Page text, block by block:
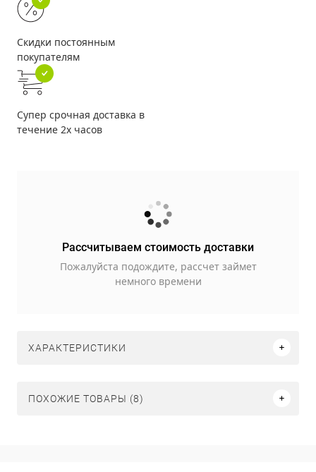
Скидки постоянным
покупателям
Супер срочная доставка в
течение 2х часов
Рассчитываем стоимость доставки
Пожалуйста подождите, рассчет займет
немного времени
ХАРАКТЕРИСТИКИ
ПОХОЖИЕ ТОВАРЫ (8)